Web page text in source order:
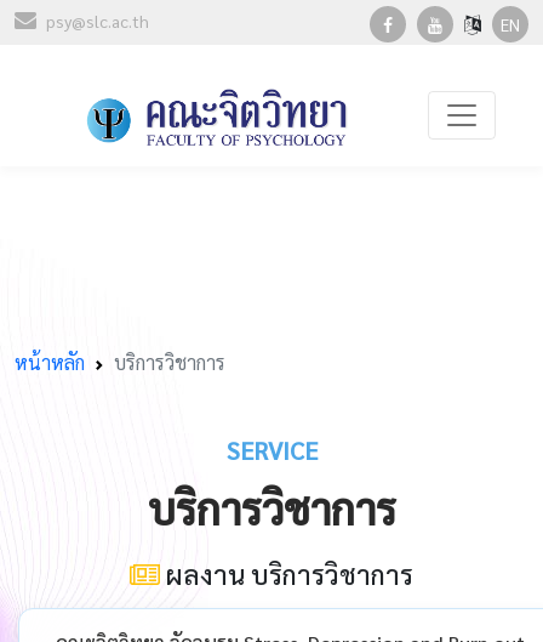
psy@slc.ac.th EN
หน้าหลัก บริการวิชาการ
SERVICE
บริการวิชาการ
ผลงาน บริการวิชาการ